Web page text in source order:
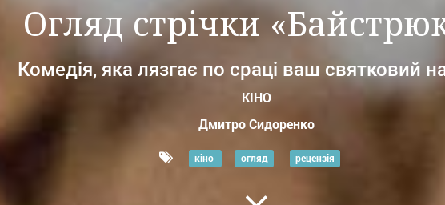
Огляд стрічки
Комедія, яка лязгає по сраці ваш святковий
КІНО
Дмитро Сидоренко
кіно огляд рецензія